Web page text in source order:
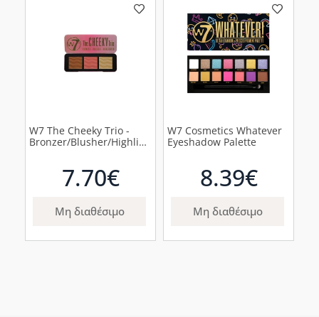
W7 The Cheeky Trio -
Bronzer/Blusher/Highlighter
7.70€
Μη διαθέσιμο
W7 Cosmetics Whatever
Eyeshadow Palette
8.39€
Μη διαθέσιμο